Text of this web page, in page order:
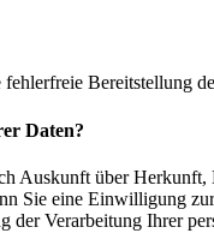
Bereitstellung
Daten?
Auskunft über
Sie eine Einwilligung
der Verarbeitung Ihrer